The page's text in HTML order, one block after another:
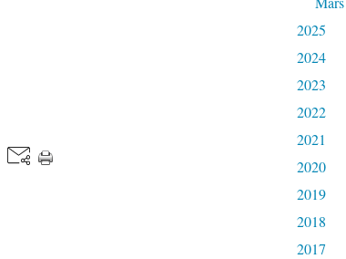
2025
2024
2023
2022
2021
2020
2019
2018
2017